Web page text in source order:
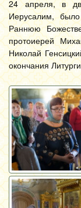
24 апреля, в
Иерусалим,
Раннюю
протоиерей
Николай
окончания